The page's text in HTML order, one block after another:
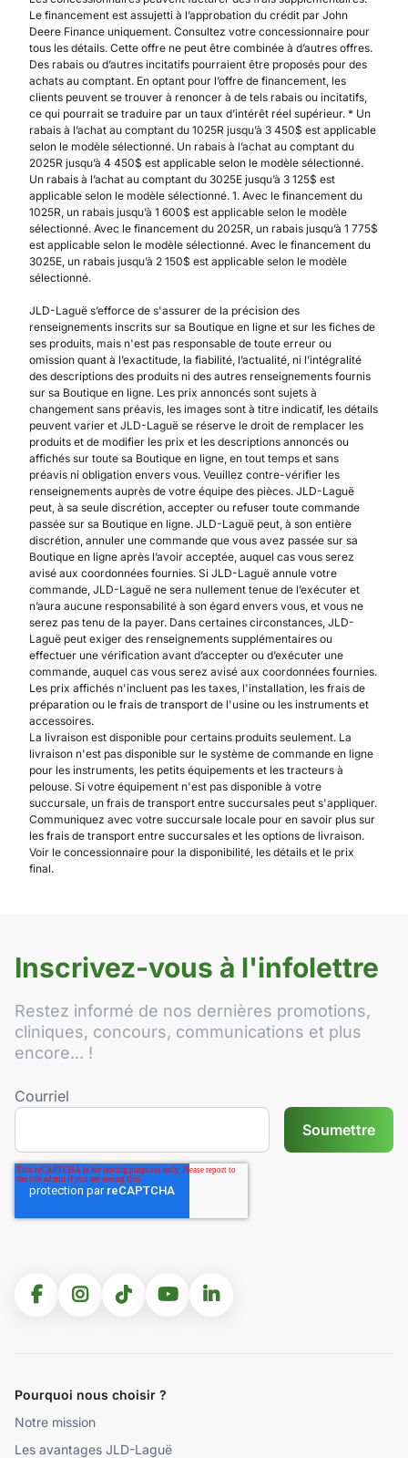
Le financement est assujetti à l’approbation du crédit par John
Deere Finance uniquement. Consultez votre concessionnaire pour
tous les détails. Cette offre ne peut être combinée à d’autres offres.
Des rabais ou d’autres incitatifs pourraient être proposés pour des
achats au comptant. En optant pour l’offre de financement, les
clients peuvent se trouver à renoncer à de tels rabais ou incitatifs,
ce qui pourrait se traduire par un taux d’intérêt réel supérieur. * Un
rabais à l’achat au comptant du 1025R jusqu’à 3 450$ est applicable
selon le modèle sélectionné. Un rabais à l’achat au comptant du
2025R jusqu’à 4 450$ est applicable selon le modèle sélectionné.
Un rabais à l’achat au comptant du 3025E jusqu’à 3 125$ est
applicable selon le modèle sélectionné. 1. Avec le financement du
1025R, un rabais jusqu’à 1 600$ est applicable selon le modèle
sélectionné. Avec le financement du 2025R, un rabais jusqu’à 1 775$
est applicable selon le modèle sélectionné. Avec le financement du
3025E, un rabais jusqu’à 2 150$ est applicable selon le modèle
sélectionné.
JLD-Laguë s’efforce de s'assurer de la précision des
renseignements inscrits sur sa Boutique en ligne et sur les fiches de
ses produits, mais n'est pas responsable de toute erreur ou
omission quant à l’exactitude, la fiabilité, l’actualité, ni l’intégralité
des descriptions des produits ni des autres renseignements fournis
sur sa Boutique en ligne. Les prix annoncés sont sujets à
changement sans préavis, les images sont à titre indicatif, les détails
peuvent varier et JLD-Laguë se réserve le droit de remplacer les
produits et de modifier les prix et les descriptions annoncés ou
affichés sur toute sa Boutique en ligne, en tout temps et sans
préavis ni obligation envers vous. Veuillez contre-vérifier les
renseignements auprès de votre équipe des pièces. JLD-Laguë
peut, à sa seule discrétion, accepter ou refuser toute commande
passée sur sa Boutique en ligne. JLD-Laguë peut, à son entière
discrétion, annuler une commande que vous avez passée sur sa
Boutique en ligne après l’avoir acceptée, auquel cas vous serez
avisé aux coordonnées fournies. Si JLD-Laguë annule votre
commande, JLD-Laguë ne sera nullement tenue de l’exécuter et
n’aura aucune responsabilité à son égard envers vous, et vous ne
serez pas tenu de la payer. Dans certaines circonstances, JLD-
Laguë peut exiger des renseignements supplémentaires ou
effectuer une vérification avant d’accepter ou d’exécuter une
commande, auquel cas vous serez avisé aux coordonnées fournies.
Les prix affichés n'incluent pas les taxes, l'installation, les frais de
préparation ou le frais de transport de l'usine ou les instruments et
accessoires.
La livraison est disponible pour certains produits seulement. La
livraison n'est pas disponible sur le système de commande en ligne
pour les instruments, les petits équipements et les tracteurs à
pelouse. Si votre équipement n'est pas disponible à votre
succursale, un frais de transport entre succursales peut s'appliquer.
Communiquez avec votre succursale locale pour en savoir plus sur
les frais de transport entre succursales et les options de livraison.
Voir le concessionnaire pour la disponibilité, les détails et le prix
final.
Inscrivez-vous à l'infolettre
Restez informé de nos dernières promotions,
cliniques, concours, communications et plus
encore... !
Courriel
Pourquoi nous choisir ?
Notre mission
Les avantages JLD-Laguë